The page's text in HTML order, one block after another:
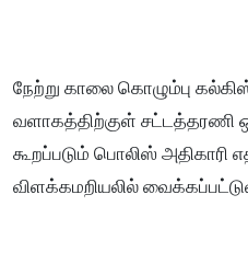
நேற்று காலை கொழும்பு
வளாகத்திற்குள் சட்டத்தரணி
கூறப்படும் பொலிஸ் அதிகாரி
விளக்கமறியலில்